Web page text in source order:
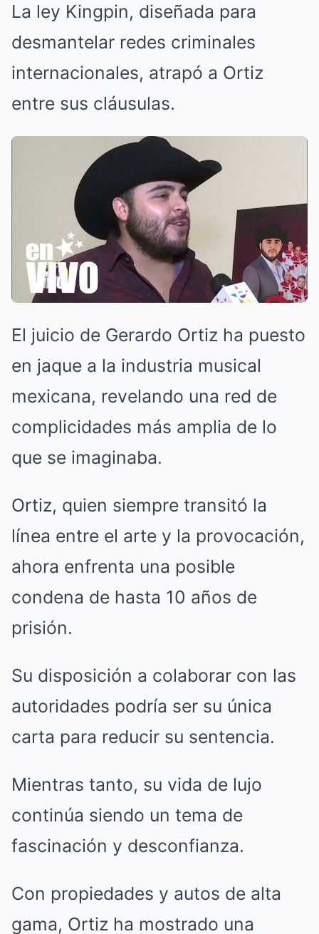
La ley Kingpin, diseñada para
desmantelar redes criminales
internacionales, atrapó a Ortiz
entre sus cláusulas.
El juicio de Gerardo Ortiz ha puesto
en jaque a la industria musical
mexicana, revelando una red de
complicidades más amplia de lo
que se imaginaba.
Ortiz, quien siempre transitó la
línea entre el arte y la provocación,
ahora enfrenta una posible
condena de hasta 10 años de
prisión.
Su disposición a colaborar con las
autoridades podría ser su única
carta para reducir su sentencia.
Mientras tanto, su vida de lujo
continúa siendo un tema de
fascinación y desconfianza.
Con propiedades y autos de alta
gama, Ortiz ha mostrado una